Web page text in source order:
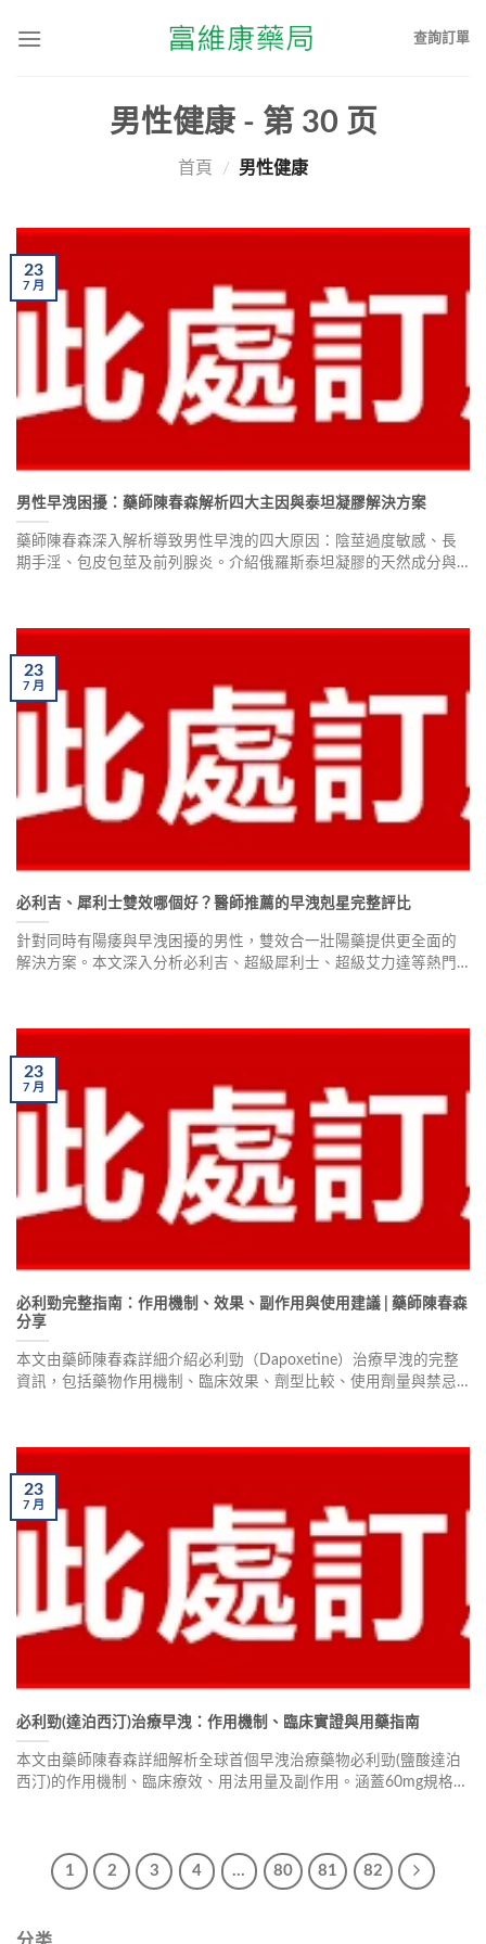
查詢訂單
男性健康- 第 30 页
首頁 / 男性健康
男性早洩困擾：藥師陳春森解析四大主因與泰坦凝膠解決方案
藥師陳春森深入解析導致男性早洩的四大原因：陰莖過度敏感、長
期手淫、包皮包莖及前列腺炎。介紹俄羅斯泰坦凝膠的天然成分與
23
7月
必利吉、犀利士雙效哪個好？醫師推薦的早洩剋星完整評比
針對同時有陽痿與早洩困擾的男性，雙效合一壯陽藥提供更全面的
解決方案。本文深入分析必利吉、超級犀利士、超級艾力達等熱門
23
7月
必利勁完整指南：作用機制、效果、副作用與使用建議 | 藥師陳春森
分享
本文由藥師陳春森詳細介紹必利勁（Dapoxetine）治療早洩的完整
資訊，包括藥物作用機制、臨床效果、劑型比較、使用劑量與禁忌
23
7月
必利勁(達泊西汀)治療早洩：作用機制、臨床實證與用藥指南
本文由藥師陳春森詳細解析全球首個早洩治療藥物必利勁(鹽酸達泊
西汀)的作用機制、臨床療效、用法用量及副作用。涵蓋60mg規格適
23
7月
1 2 3 4 ... 80 81 82